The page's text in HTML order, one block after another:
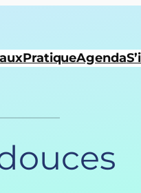
PratiqueAgenda